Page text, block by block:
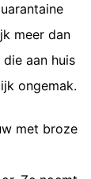
meer dan
aan huis
ongemak.
met broze